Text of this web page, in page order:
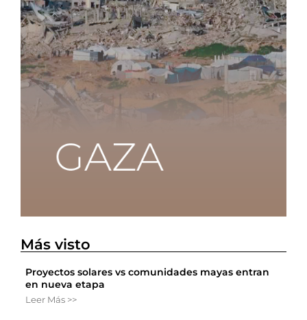
Más visto
Proyectos solares vs comunidades mayas entran
en nueva etapa
Leer Más >>